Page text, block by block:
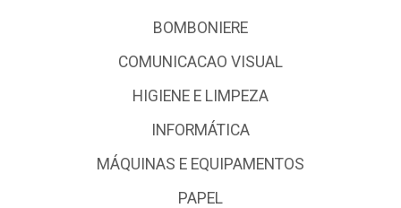
BOMBONIERE
COMUNICACAO VISUAL
HIGIENE E LIMPEZA
INFORMÁTICA
MÁQUINAS E EQUIPAMENTOS
PAPEL